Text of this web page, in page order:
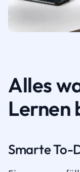
Alles
Lernen
Smarte To-